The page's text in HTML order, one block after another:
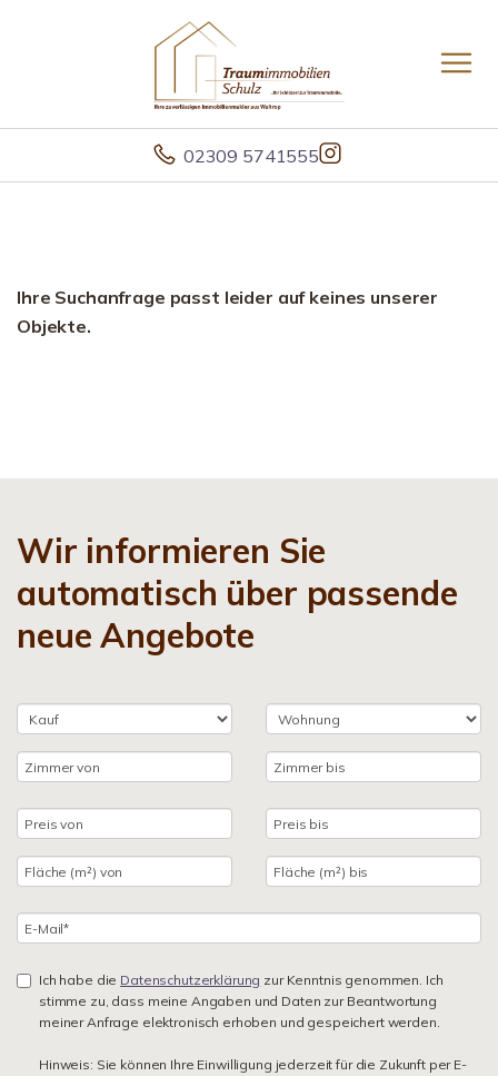
02309 5741555
Ihre Suchanfrage passt leider auf keines unserer
Objekte.
Wir informieren Sie
automatisch über passende
neue Angebote
Ich habe die Datenschutzerklärung zur Kenntnis genommen. Ich
stimme zu, dass meine Angaben und Daten zur Beantwortung
meiner Anfrage elektronisch erhoben und gespeichert werden.
Hinweis: Sie können Ihre Einwilligung jederzeit für die Zukunft per E-